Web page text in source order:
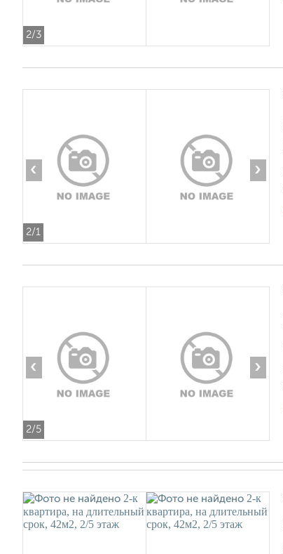
2/3
2/1
‹ ›
2/5
‹ ›